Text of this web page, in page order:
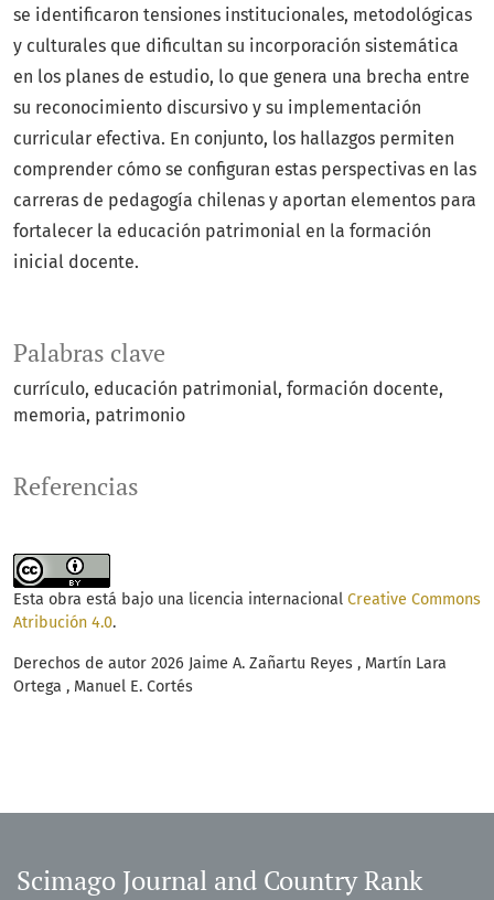
Palabras clave
currículo educación patrimonial formación docente
memoria patrimonio
se identificaron tensiones institucionales, metodológicas
y culturales que dificultan su incorporación sistemática
en los planes de estudio, lo que genera una brecha entre
su reconocimiento discursivo y su implementación
curricular efectiva. En conjunto, los hallazgos permiten
comprender cómo se configuran estas perspectivas en las
carreras de pedagogía chilenas y aportan elementos para
fortalecer la educación patrimonial en la formación
inicial docente.
Referencias
Esta obra está bajo una licencia internacional Creative Commons
Atribución 4.0.
Derechos de autor 2026 Jaime A. Zañartu Reyes , Martín Lara
Ortega , Manuel E. Cortés
Scimago Journal and Country Rank